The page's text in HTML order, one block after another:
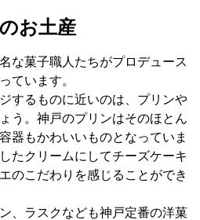
お土産
な菓子職人たちがプロデュース
ています。
するものに近いのは、プリンや
う。神戸のプリンはそのほとん
器もかわいいものとなっていま
たクリームにしてチーズケーキ
のこだわりを感じることができ
、ラスクなども神戸定番の洋菓